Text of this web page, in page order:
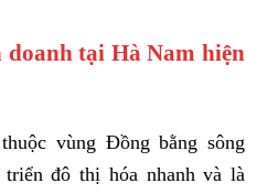
tại Hà Nam hiện
vùng Đồng bằng sông
đô thị hóa nhanh và là